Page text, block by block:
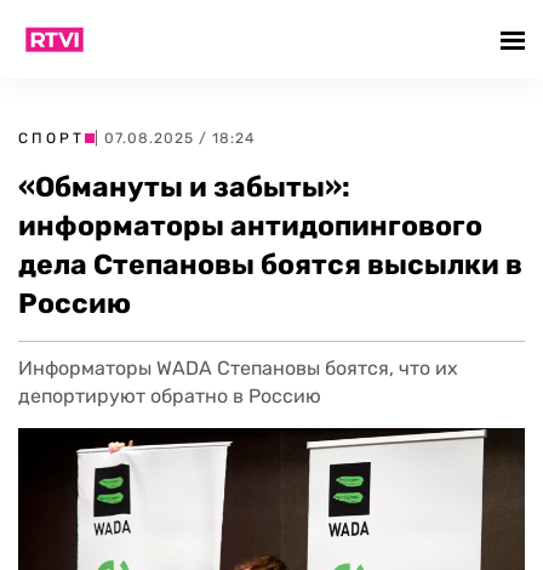
СПОРТ | 07.08.2025 / 18:24
«Обмануты и забыты»:
информаторы антидопингового
дела Степановы боятся высылки в
Россию
Информаторы WADA Степановы боятся, что их
депортируют обратно в Россию